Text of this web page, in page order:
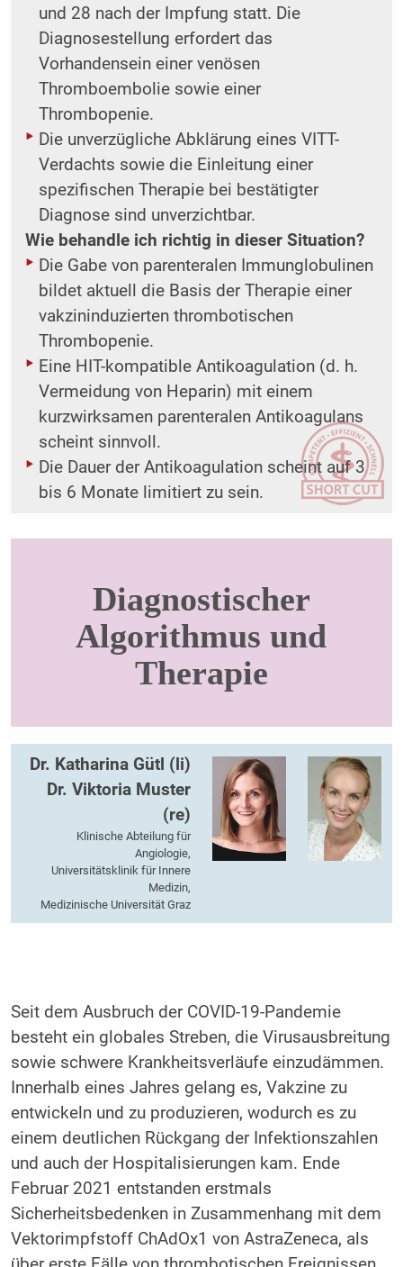
und 28 nach der Impfung statt. Die
Diagnosestellung erfordert das
Vorhandensein einer venösen
Thromboembolie sowie einer
Thrombopenie.
Die unverzügliche Abklärung eines VITT-
Verdachts sowie die Einleitung einer
spezifischen Therapie bei bestätigter
Diagnose sind unverzichtbar.
Wie behandle ich richtig in dieser Situation?
Die Gabe von parenteralen Immunglobulinen
bildet aktuell die Basis der Therapie einer
vakzininduzierten thrombotischen
Thrombopenie.
Eine HIT-kompatible Antikoagulation (d. h.
Vermeidung von Heparin) mit einem
kurzwirksamen parenteralen Antikoagulans
scheint sinnvoll.
Die Dauer der Antikoagulation scheint auf 3
bis 6 Monate limitiert zu sein.
Diagnostischer
Algorithmus und
Therapie
Dr. Katharina Gütl (li)
Dr. Viktoria Muster
(re)
Klinische Abteilung für
Angiologie,
Universitätsklinik für Innere
Medizin,
Medizinische Universität Graz
Seit dem Ausbruch der COVID-19-Pandemie
besteht ein globales Streben, die Virusausbreitung
sowie schwere Krankheitsverläufe einzudämmen.
Innerhalb eines Jahres gelang es, Vakzine zu
entwickeln und zu produzieren, wodurch es zu
einem deutlichen Rückgang der Infektionszahlen
und auch der Hospitalisierungen kam. Ende
Februar 2021 entstanden erstmals
Sicherheitsbedenken in Zusammenhang mit dem
Vektorimpfstoff ChAdOx1 von AstraZeneca, als